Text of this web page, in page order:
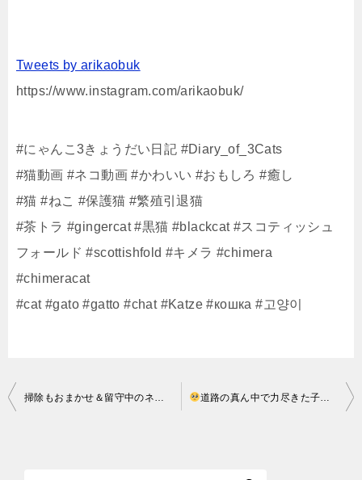
Tweets by arikaobuk
https://www.instagram.com/arikaobuk/
#にゃんこ3きょうだい日記 #Diary_of_3Cats
#猫動画 #ネコ動画 #かわいい #おもしろ #癒し
#猫 #ねこ #保護猫 #繁殖引退猫
#茶トラ #gingercat #黒猫 #blackcat #スコティッシュ
フォールド #scottishfold #キメラ #chimera
#chimeracat
#cat #gato #gatto #chat #Katze #кошка #고양이
投
掃除もおまかせ＆留守中のネコの１日を録画してみたら！- I recorded a day of a cat who was away! – 道路の真ん中で力尽きた子猫、わずか３日で自力で水を飲むまで回復しました